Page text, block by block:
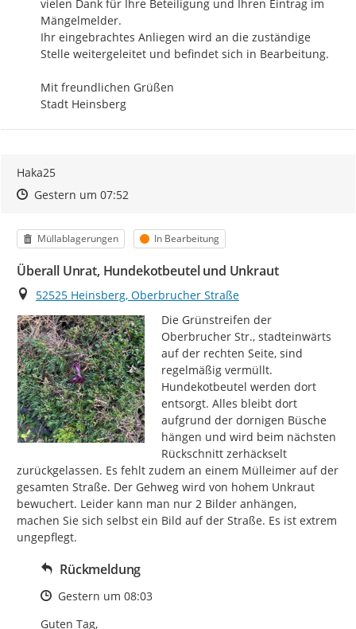
vielen Dank für Ihre Beteiligung und Ihren Eintrag im
Mängelmelder.
Ihr eingebrachtes Anliegen wird an die zuständige
Stelle weitergeleitet und befindet sich in Bearbeitung.
Mit freundlichen Grüßen
Stadt Heinsberg
Haka25
Zeitpunkt des Erstellens
Zeitpunkt des Erstellens
Gestern um 07:52Zur Äußerung
Kategorie
Müllablagerungen Status
In Bearbeitung
Überall Unrat, Hundekotbeutel und Unkraut
Ort
52525 Heinsberg, Oberbrucher Straße
Die Grünstreifen der
Oberbrucher Str., stadteinwärts
auf der rechten Seite, sind
regelmäßig vermüllt.
Hundekotbeutel werden dort
entsorgt. Alles bleibt dort
aufgrund der dornigen Büsche
hängen und wird beim nächsten
Rückschnitt zerhäckselt
zurückgelassen. Es fehlt zudem an einem Mülleimer auf der
gesamten Straße. Der Gehweg wird von hohem Unkraut
bewuchert. Leider kann man nur 2 Bilder anhängen,
machen Sie sich selbst ein Bild auf der Straße. Es ist extrem
ungepflegt.
Rückmeldung
Zeitpunkt des Erstellens
Gestern um 08:03
Guten Tag,